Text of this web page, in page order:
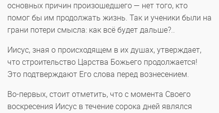
основных причин произошедшего — нет того, кто
помог бы им продолжать жизнь. Так и ученики были на
грани потери смысла: как всё будет дальше?..
Иисус, зная о происходящем в их душах, утверждает,
что строительство Царства Божьего продолжается!
Это подтверждают Его слова перед вознесением.
Во-первых, стоит отметить, что с момента Своего
воскресения Иисус в течение сорока дней являлся